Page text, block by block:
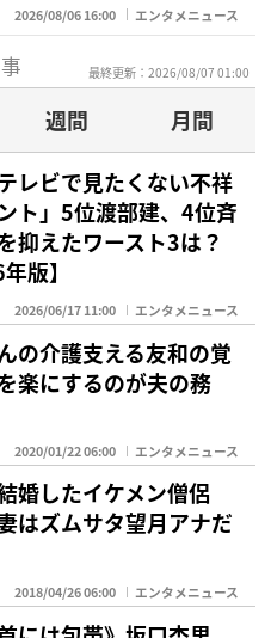
2026/08/06 16:00 エンタメニュース
最終更新：2026/08/07 01:00
週間
月間
テレビで見たくない不祥
ト」5位渡部建、4位斉
抑えたワースト3は？
版】
2026/06/17 11:00 エンタメニュース
の介護支える友和の覚
楽にするのが夫の務
2020/01/22 06:00 エンタメニュース
婚したイケメン僧侶
ズムサタ望月アナだ
2018/04/26 06:00 エンタメニュース